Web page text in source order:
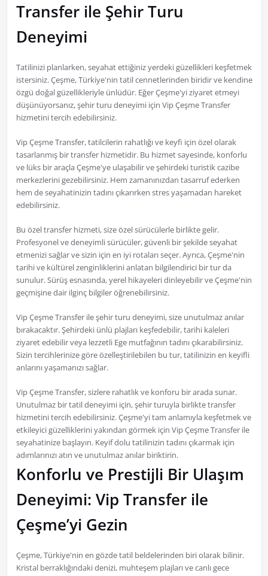
Transfer ile Şehir Turu
Deneyimi
Tatilinizi planlarken, seyahat ettiğiniz yerdeki güzellikleri keşfetmek
istersiniz. Çeşme, Türkiye'nin tatil cennetlerinden biridir ve kendine
özgü doğal güzellikleriyle ünlüdür. Eğer Çeşme'yi ziyaret etmeyi
düşünüyorsanız, şehir turu deneyimi için Vip Çeşme Transfer
hizmetini tercih edebilirsiniz.
Vip Çeşme Transfer, tatilcilerin rahatlığı ve keyfi için özel olarak
tasarlanmış bir transfer hizmetidir. Bu hizmet sayesinde, konforlu
ve lüks bir araçla Çeşme'ye ulaşabilir ve şehirdeki turistik cazibe
merkezlerini gezebilirsiniz. Hem zamanınızdan tasarruf ederken
hem de seyahatinizin tadını çıkarırken stres yaşamadan hareket
edebilirsiniz.
Bu özel transfer hizmeti, size özel sürücülerle birlikte gelir.
Profesyonel ve deneyimli sürücüler, güvenli bir şekilde seyahat
etmenizi sağlar ve sizin için en iyi rotaları seçer. Ayrıca, Çeşme'nin
tarihi ve kültürel zenginliklerini anlatan bilgilendirici bir tur da
sunulur. Sürüş esnasında, yerel hikayeleri dinleyebilir ve Çeşme'nin
geçmişine dair ilginç bilgiler öğrenebilirsiniz.
Vip Çeşme Transfer ile şehir turu deneyimi, size unutulmaz anılar
bırakacaktır. Şehirdeki ünlü plajları keşfedebilir, tarihi kaleleri
ziyaret edebilir veya lezzetli Ege mutfağının tadını çıkarabilirsiniz.
Sizin tercihlerinize göre özelleştirilebilen bu tur, tatilinizin en keyifli
anlarını yaşamanızı sağlar.
Vip Çeşme Transfer, sizlere rahatlık ve konforu bir arada sunar.
Unutulmaz bir tatil deneyimi için, şehir turuyla birlikte transfer
hizmetini tercih edebilirsiniz. Çeşme'yi tam anlamıyla keşfetmek ve
etkileyici güzelliklerini yakından görmek için Vip Çeşme Transfer ile
seyahatinize başlayın. Keyif dolu tatilinizin tadını çıkarmak için
adımlarınızı atın ve unutulmaz anılar biriktirin.
Konforlu ve Prestijli Bir Ulaşım
Deneyimi: Vip Transfer ile
Çeşme’yi Gezin
Çeşme, Türkiye'nin en gözde tatil beldelerinden biri olarak bilinir.
Kristal berraklığındaki denizi, muhteşem plajları ve canlı gece